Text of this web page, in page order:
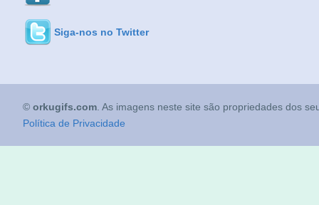
Siga-nos no Twitter
© orkugifs.com . As imagens neste site são propriedades dos
Política de Privacidade